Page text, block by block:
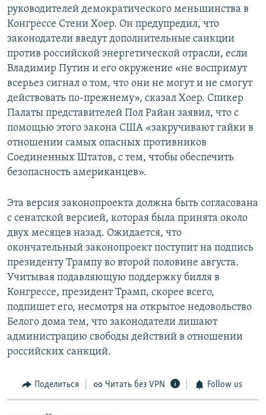
руководителей демократического меньшинства в
Конгрессе Стени Хоер. Он предупредил, что
законодатели введут дополнительные санкции
против российской энергетической отрасли, если
Владимир Путин и его окружение «не воспримут
всерьез сигнал о том, что они не могут и не смогут
действовать по-прежнему», сказал Хоер. Спикер
Палаты представителей Пол Райан заявил, что с
помощью этого закона США «закручивают гайки в
отношении самых опасных противников
Соединенных Штатов, с тем, чтобы обеспечить
безопасность американцев».
Эта версия законопроекта должна быть согласована
с сенатской версией, которая была принята около
двух месяцев назад. Ожидается, что
окончательный законопроект поступит на подпись
президенту Трампу во второй половине августа.
Учитывая подавляющую поддержку билля в
Конгрессе, президент Трамп, скорее всего,
подпишет его, несмотря на открытое недовольство
Белого дома тем, что законодатели лишают
администрацию свободы действий в отношении
российских санкций.
Поделиться Читать без VPN Follow us